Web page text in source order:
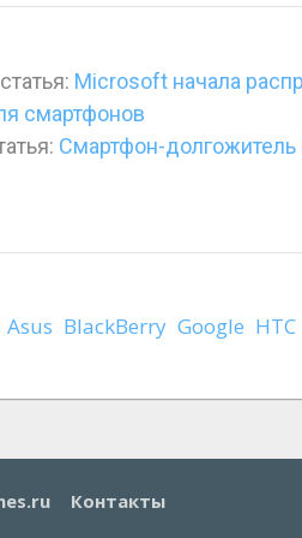
Microsoft начала
смартфонов
Смартфон-долгожитель
Asus BlackBerry Google HTC
Контакты